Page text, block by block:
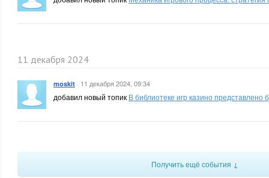
11 декабря 2024
moskit · 11 декабря 2024, 09:34
добавил новый топик В библиотеке игр казино
Получить ещё события ↓